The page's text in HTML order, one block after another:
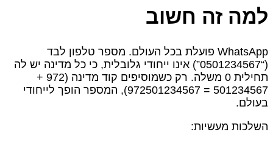
למה זה חשוב
WhatsApp פועלת בכל העולם. מספר טלפון לבד
(“0501234567”) אינו ייחודי גלובלית, כי כל מדינה יש לה
תחילית 0 משלה. רק כשמוסיפים קוד מדינה (972 +
501234567 = 972501234567), המספר הופך לייחודי
בעולם.
השלכות מעשיות: